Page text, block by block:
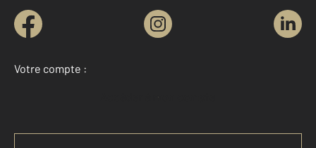
Votre compte :
Accéder à mon compte